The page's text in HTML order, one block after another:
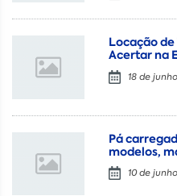
Locação
Acertar na
18 de
Pá
modelos,
10 de